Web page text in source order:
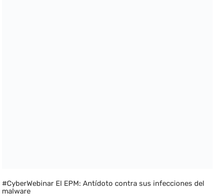
#CyberWebinar El EPM: Antídoto contra sus infecciones del
malware